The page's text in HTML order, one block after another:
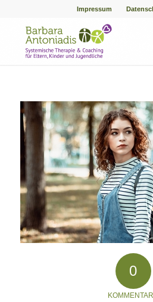
Impressum
0